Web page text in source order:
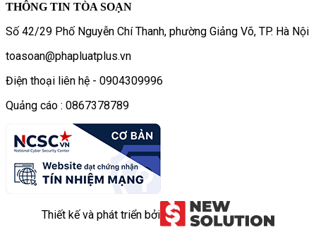
THÔNG TIN TÒA SOẠN
Số 42/29 Phố Nguyễn Chí Thanh, phường Giảng Võ, TP. Hà Nội
toasoan@phapluatplus.vn
Điện thoại liên hệ - 0904309996
Quảng cáo : 0867378789
Thiết kế và phát triển bởi